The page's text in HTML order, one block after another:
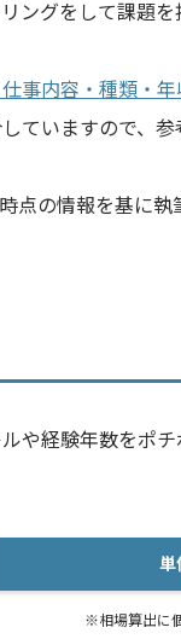
ングをして課題
事内容・種類・
ていますので、
点の情報を基に執
や経験年数をポ
単
※相場算出に